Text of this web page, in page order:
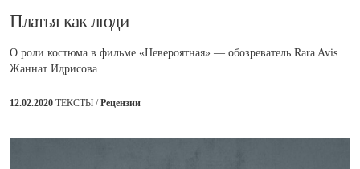
​Платья как люди
О роли костюма в фильме «Невероятная» — обозреватель Rara Avis
Жаннат Идрисова.
12.02.2020 ТЕКСТЫ /Рецензии